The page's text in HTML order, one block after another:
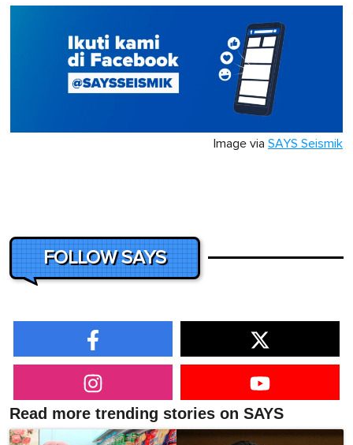
Image via SAYS Seismik
FOLLOW SAYS
Read more trending stories on SAYS